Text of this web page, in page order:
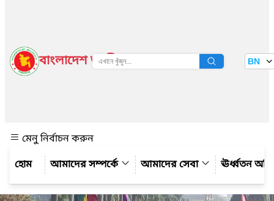
বাংলাদেশ জাতীয় তথ্য বাতায়ন BN
মেনু নির্বাচন করুন
আমাদের সম্পর্কে
আমাদের সেবা ঊর্ধ্বতন